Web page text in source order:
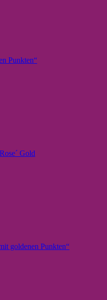
Punkten“
Gold
goldenen Punkten“